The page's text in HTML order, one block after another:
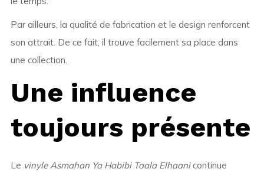
Par ailleurs, la qualité de fabrication et le design renforcent
son attrait. De ce fait, il trouve facilement sa place dans
une collection.
Une influence
toujours présente
Le vinyle Asmahan Ya Habibi Taala Elhaanicontinue